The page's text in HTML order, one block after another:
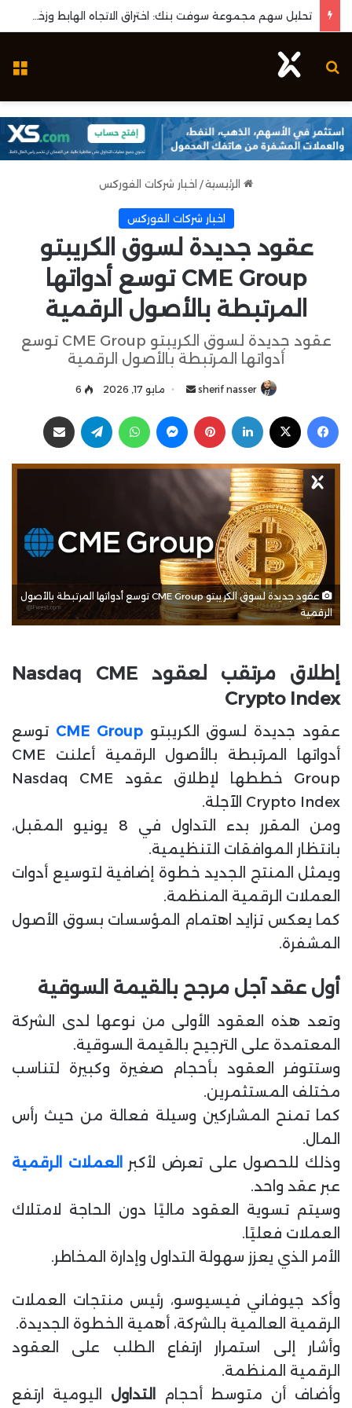
بحث عن
الرئيسية/ اخبار شركات الفوركس
اخبار شركات الفوركس
عقود جديدة لسوق الكريبتو
CME Group توسع أدواتها
المرتبطة بالأصول الرقمية
عقود جديدة لسوق الكريبتو CME Group توسع
أدواتها المرتبطة بالأصول الرقمية
sherif nasser
س
ل
ب
إ
ل
ك
ت
ن
مايو 17, 2026 6
عقود جديدة لسوق الكريبتو CME Group توسع أدواتها المرتبطة بالأصول
الرقمية
إطلاق مرتقب لعقود Nasdaq CME
Crypto Index
عقود جديدة لسوق الكريبتوCME Group توسع
أدواتها المرتبطة بالأصول الرقمية أعلنت CME
Group خططها لإطلاق عقود Nasdaq CME
Crypto Index الآجلة.
ومن المقرر بدء التداول في 8 يونيو المقبل،
بانتظار الموافقات التنظيمية.
ويمثل المنتج الجديد خطوة إضافية لتوسيع أدوات
العملات الرقمية المنظمة.
كما يعكس تزايد اهتمام المؤسسات بسوق الأصول
المشفرة.
أول عقد آجل مرجح بالقيمة السوقية
وتعد هذه العقود الأولى من نوعها لدى الشركة
المعتمدة على الترجيح بالقيمة السوقية.
وستتوفر العقود بأحجام صغيرة وكبيرة لتناسب
مختلف المستثمرين.
كما تمنح المشاركين وسيلة فعالة من حيث رأس
المال.
وذلك للحصول على تعرض لأكبر
العملات الرقمية
عبر عقد واحد.
وسيتم تسوية العقود ماليًا دون الحاجة لامتلاك
العملات فعليًا.
الأمر الذي يعزز سهولة التداول وإدارة المخاطر.
وأكد جيوفاني فيسيوسو، رئيس منتجات العملات
الرقمية العالمية بالشركة، أهمية الخطوة الجديدة.
وأشار إلى استمرار ارتفاع الطلب على العقود
الرقمية المنظمة.
وأضاف أن متوسط أحجام
التداول اليومية ارتفع